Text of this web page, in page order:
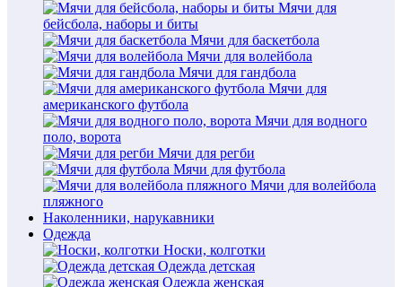
Мячи для
бейсбола, наборы и биты
Мячи для баскетбола
Мячи для волейбола
Мячи для гандбола
Мячи для
американского футбола
Мячи для водного
поло, ворота
Мячи для регби
Мячи для футбола
Мячи для волейбола
пляжного
Наколенники, нарукавники
Одежда
Носки, колготки
Одежда детская
Одежда женская